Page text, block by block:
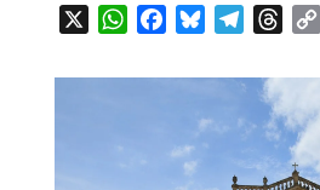
WhatsApp
FacebookBlueskyTelegram